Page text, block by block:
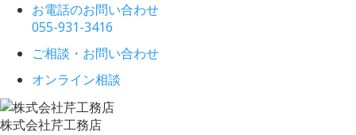
お電話のお問い合わせ
055-931-3416
ご相談・お問い合わせ
オンライン相談
株式会社芹工務店